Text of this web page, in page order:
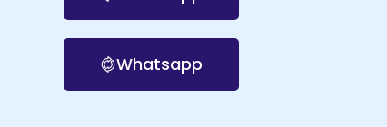
Whatsapp